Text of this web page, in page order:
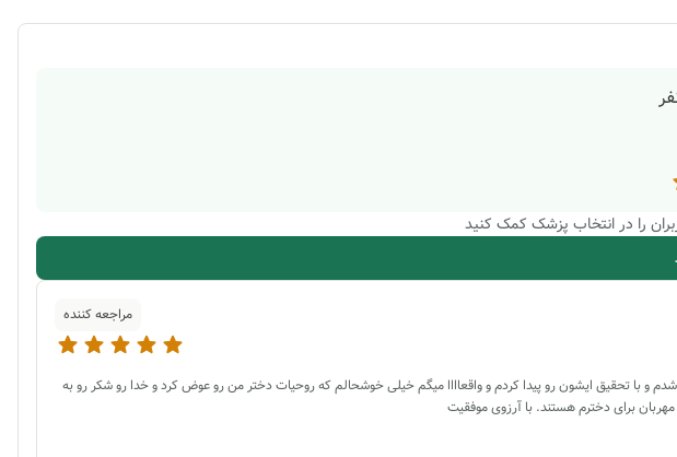
را در انتخاب پزشک کمک کنید
مراجعه کننده
و سریع دست به کار شدم و با تحقیق ایشون رو پیدا کردم و واقعاااا میگم خیلی خوشحالم که روحیات دختر من رو عوض کرد و خدا رو شکر رو به
برای دخترم هستند. با آرزوی موفقیت